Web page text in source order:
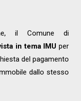
il Comune di
in tema IMU per
del pagamento
dallo stesso